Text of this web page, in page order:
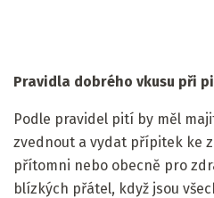
Pravidla dobrého vkusu při
Podle pravidel pití by měl
zvednout a vydat přípitek ke
přítomni nebo obecně pro
blízkých přátel, když jsou